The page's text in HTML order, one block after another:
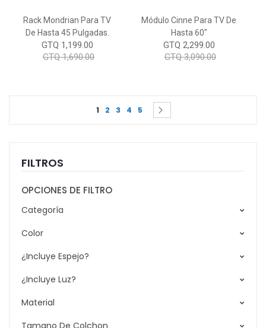
Rack Mondrian Para TV
De Hasta 45 Pulgadas.
GTQ 1,199.00
GTQ 1,690.00
Módulo Cinne Para TV De
Hasta 60"
GTQ 2,299.00
GTQ 3,090.00
Page
You're currently reading page
1 Page
2 Page
3 Page
4 Page
5 Page
FILTROS
OPCIONES DE FILTRO
Categoría
Color
¿Incluye Espejo?
¿Incluye Luz?
Material